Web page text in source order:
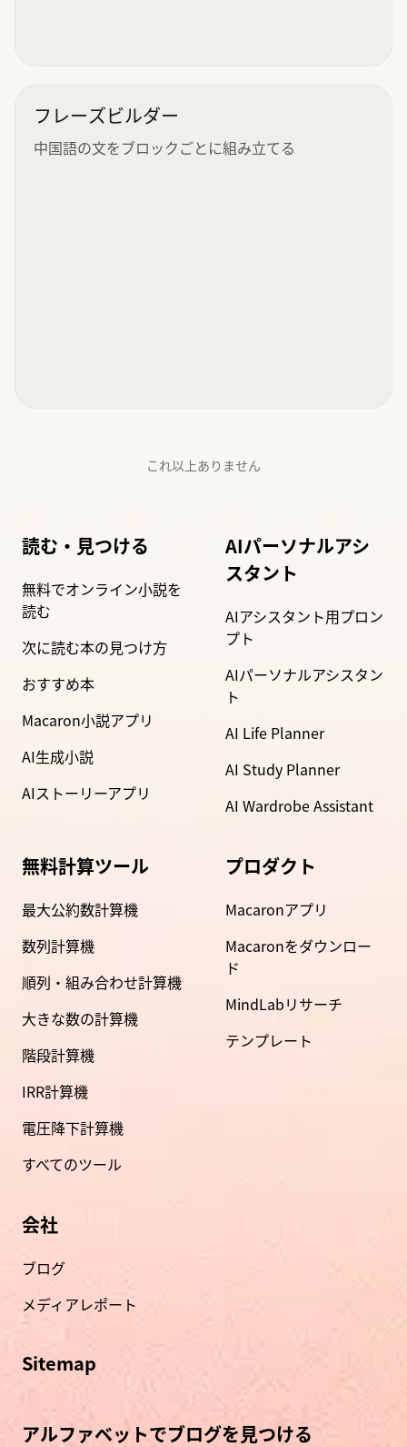
フレーズビルダー
中国語の文をブロックごとに組み立てる
これ以上ありません
読む・見つける
無料でオンライン小説を
読む
次に読む本の見つけ方
おすすめ本
Macaron小説アプリ
AI生成小説
AIストーリーアプリ
AIパーソナルアシ
スタント
AIアシスタント用プロン
プト
AIパーソナルアシスタン
ト
AI Life Planner
AI Study Planner
AI Wardrobe Assistant
無料計算ツール
最大公約数計算機
数列計算機
順列・組み合わせ計算機
大きな数の計算機
階段計算機
IRR計算機
電圧降下計算機
すべてのツール
プロダクト
Macaronアプリ
Macaronをダウンロー
ド
MindLabリサーチ
テンプレート
会社
ブログ
メディアレポート
Sitemap
アルファベットでブログを見つける